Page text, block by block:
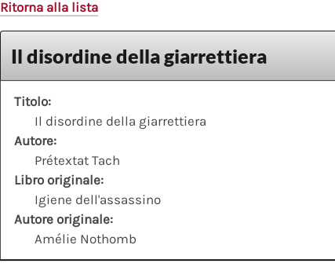
Ritorna alla lista
Il disordine della giarrettiera
Titolo:
Il disordine della giarrettiera
Autore:
Prétextat Tach
Libro originale:
Igiene dell'assassino
Autore originale:
Amélie Nothomb